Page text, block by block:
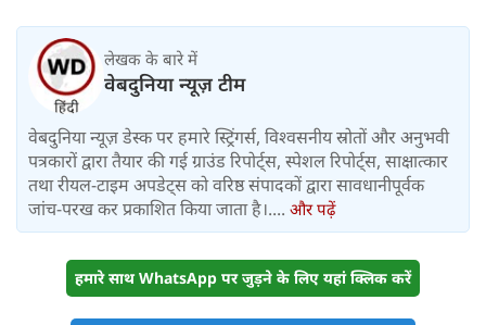
लेखक के बारे में
वेबदुनिया न्यूज़ टीम
वेबदुनिया न्यूज़ डेस्क पर हमारे स्ट्रिंगर्स, विश्वसनीय स्रोतों और अनुभवी
पत्रकारों द्वारा तैयार की गई ग्राउंड रिपोर्ट्स, स्पेशल रिपोर्ट्स, साक्षात्कार
तथा रीयल-टाइम अपडेट्स को वरिष्ठ संपादकों द्वारा सावधानीपूर्वक
जांच-परख कर प्रकाशित किया जाता है।.... और पढ़ें
हमारे साथ WhatsApp पर जुड़ने के लिए यहां क्लिक करें